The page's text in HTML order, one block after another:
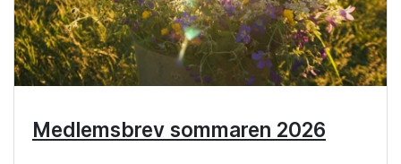
Medlemsbrev sommaren 2026